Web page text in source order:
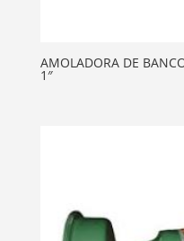
AMOLADORA DE
1″